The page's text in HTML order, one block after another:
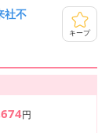
社不
キープ
円